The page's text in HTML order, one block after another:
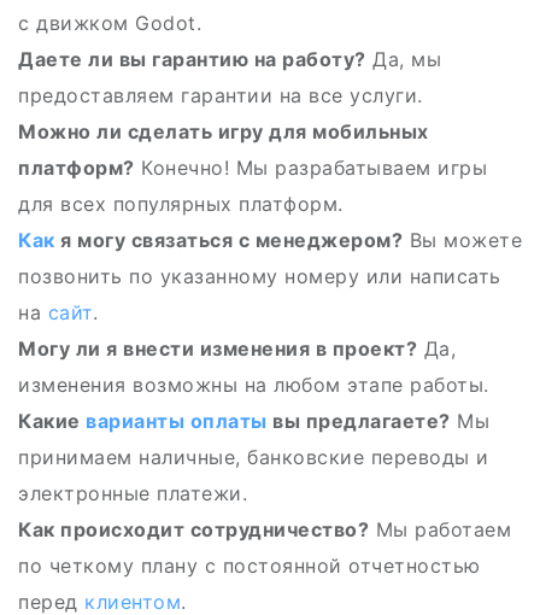
с движком Godot.
Даете ли вы гарантию на работу? Да, мы
предоставляем гарантии на все услуги.
Можно ли сделать игру для мобильных
платформ? Конечно! Мы разрабатываем игры
для всех популярных платформ.
Как я могу связаться с менеджером? Вы можете
позвонить по указанному номеру или написать
на сайт.
Могу ли я внести изменения в проект? Да,
изменения возможны на любом этапе работы.
Какие варианты оплаты вы предлагаете? Мы
принимаем наличные, банковские переводы и
электронные платежи.
Как происходит сотрудничество? Мы работаем
по четкому плану с постоянной отчетностью
перед клиентом.